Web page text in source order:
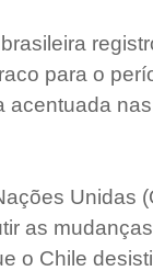
para o
acentuada
Unidas
as
o Chile